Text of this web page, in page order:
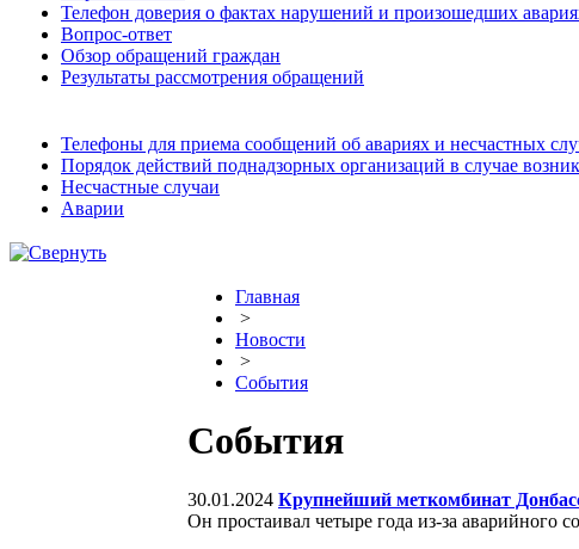
Телефон доверия о фактах нарушений и произошедших
Вопрос-ответ
Обзор обращений граждан
Результаты рассмотрения обращений
Телефоны для приема сообщений об авариях и несчастных
Порядок действий поднадзорных организаций в случае
Несчастные случаи
Аварии
Главная
>
Новости
>
События
События
30.01.2024 Крупнейший меткомбинат
Он простаивал четыре года из-за аварийного